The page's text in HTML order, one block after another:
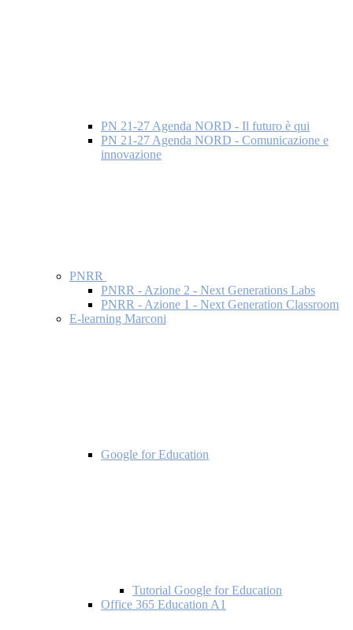
PN 21-27 Agenda NORD - Il futuro è qui
PN 21-27 Agenda NORD - Comunicazione e
innovazione
PNRR
PNRR - Azione 2 - Next Generations Labs
PNRR - Azione 1 - Next Generation Classroom
E-learning Marconi
Google for Education
Tutorial Google for Education
Office 365 Education A1